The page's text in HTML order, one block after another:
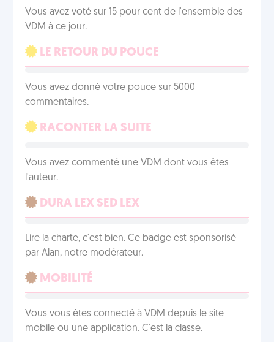
Vous avez voté sur 15 pour cent de l'ensemble des
VDM à ce jour.
LE RETOUR DU POUCE
Vous avez donné votre pouce sur 5000
commentaires.
RACONTER LA SUITE
Vous avez commenté une VDM dont vous êtes
l'auteur.
DURA LEX SED LEX
Lire la charte, c'est bien. Ce badge est sponsorisé
par Alan, notre modérateur.
MOBILITÉ
Vous vous êtes connecté à VDM depuis le site
mobile ou une application. C'est la classe.